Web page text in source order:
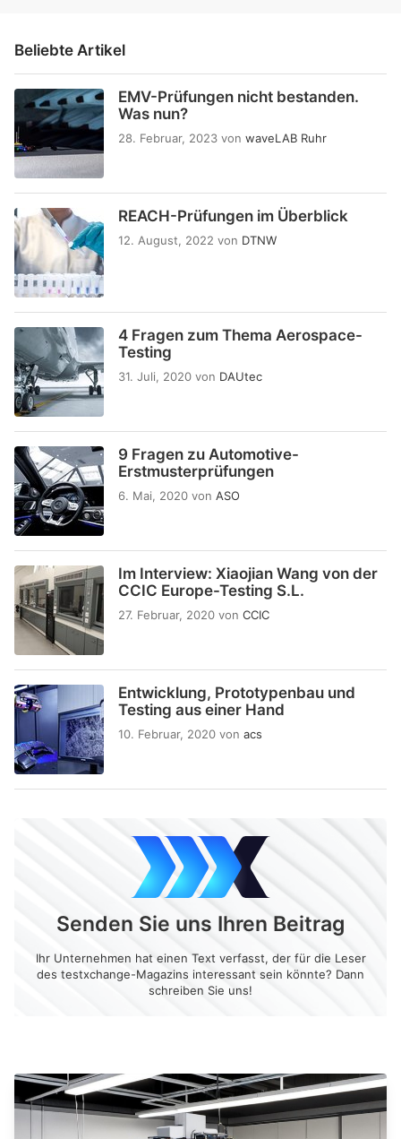
Beliebte Artikel
EMV-Prüfungen nicht bestanden.
Was nun?
28. Februar, 2023 von waveLAB Ruhr
REACH-Prüfungen im Überblick
12. August, 2022 von DTNW
4 Fragen zum Thema Aerospace-
Testing
31. Juli, 2020 von DAUtec
9 Fragen zu Automotive-
Erstmusterprüfungen
6. Mai, 2020 von ASO
Im Interview: Xiaojian Wang von der
CCIC Europe-Testing S.L.
27. Februar, 2020 von CCIC
Entwicklung, Prototypenbau und
Testing aus einer Hand
10. Februar, 2020 von acs
Senden Sie uns Ihren Beitrag
Ihr Unternehmen hat einen Text verfasst, der für die Leser
des testxchange-Magazins interessant sein könnte? Dann
schreiben Sie uns!